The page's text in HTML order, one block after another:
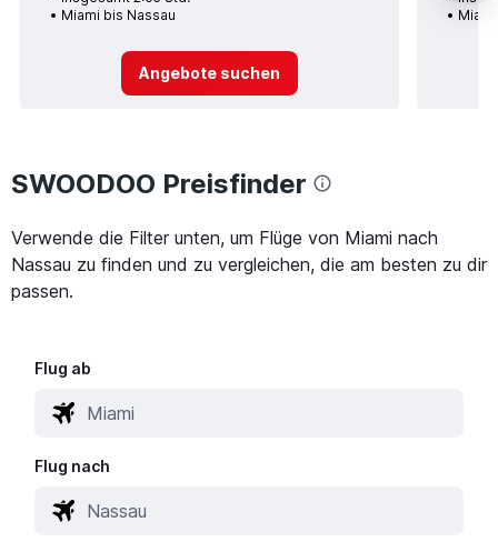
Miami bis Nassau
Angebote suchen
SWOODOO Preisfinder
Verwende die Filter unten, um Flüge von Miami nach
Nassau zu finden und zu vergleichen, die am besten zu dir
passen.
Flug ab
Flug nach